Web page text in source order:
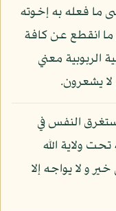
ما فعله به إخوته
ما انقطع عن كافة
الربوبية معني
يشعرون.
النفس في
ولاية الله
و لا يواجه إلا